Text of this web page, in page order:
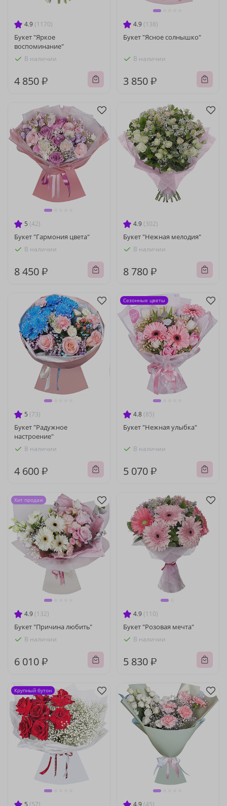
4.9 (1170)
Букет "Яркое
воспоминание"
В наличии
4 850 ₽
4.9 (138)
Букет "Ясное солнышко"
В наличии
3 850 ₽
5 (42)
Букет "Гармония цвета"
В наличии
8 450 ₽
4.9 (302)
Букет "Нежная мелодия"
В наличии
8 780 ₽
5 (73)
Букет "Радужное
настроение"
В наличии
4 600 ₽
4.8 (85)
Букет "Нежная улыбка"
В наличии
5 070 ₽
Сезонные цветы
4.9 (132)
Букет "Причина любить"
В наличии
6 010 ₽
Хит продаж
4.9 (110)
Букет "Розовая мечта"
В наличии
5 830 ₽
5 (57)
Крупный бутон
4.9 (45)